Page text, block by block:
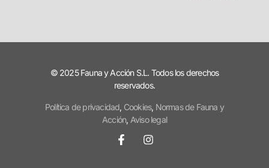
© 2025 Fauna y Acción S.L. Todos los derechos
reservados.
Política de privacidad, Cookies, Normas de Fauna y
Acción, Aviso legal